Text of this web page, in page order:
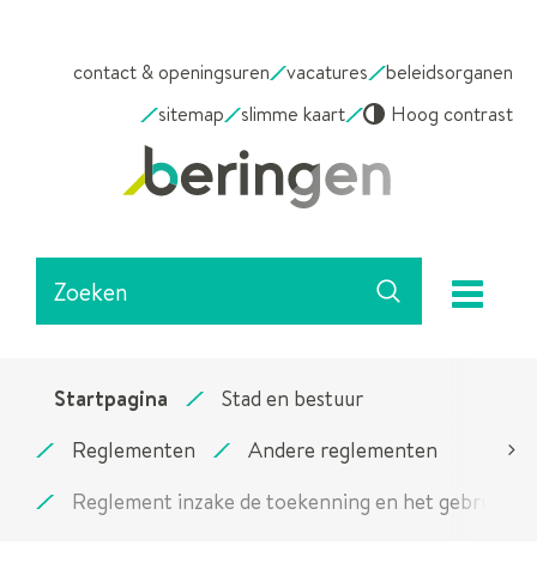
NAAR
contact & openingsuren vacatures
beleidsorganen
sitemap
slimme kaart Hoog contrast
Stad
Beringen
kunnen
we
helpen?
Zoeken
Startpagina
Stad en bestuur
Reglementen
Andere reglementen
Reglement inzake de toekenning en het gebruik